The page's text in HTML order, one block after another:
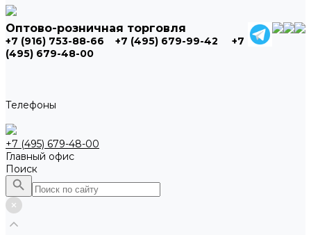
Оптово-розничная торговля
+7 (916) 753-88-66 +7 (495) 679-99-42
+7
(495) 679-48-00
Телефоны
+7 (495) 679-48-00
Главный офис
Поиск